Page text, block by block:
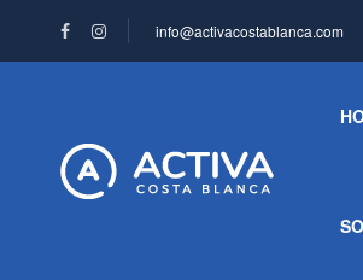
info@activacostablanca.com
Sidebar